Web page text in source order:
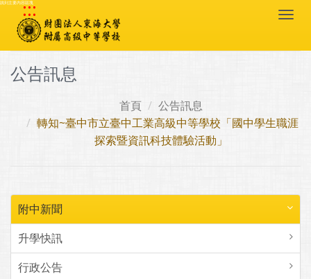
跳到主要內容區塊
:::
公告訊息
首頁
公告訊息
轉知~臺中市立臺中工業高級中等學校「國中學生職涯
探索暨資訊科技體驗活動」
附中新聞
升學快訊
行政公告